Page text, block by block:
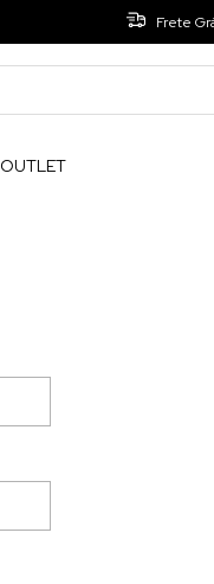
Frete
OUTLET